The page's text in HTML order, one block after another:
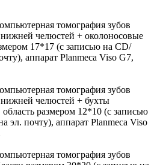
томография зубов
челюстей + околоносовые
17*17 (с записью на CD/
аппарат Planmeca Viso G7,
томография зубов
челюстей + бухты
размером 12*10 (с записью
эл. почту), аппарат Planmeca Viso
томография зубов